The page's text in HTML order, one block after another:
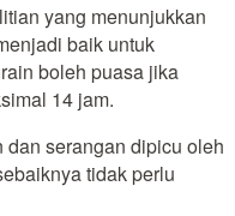
yang menunjukkan
baik untuk
boleh puasa jika
14 jam.
serangan dipicu oleh
tidak perlu